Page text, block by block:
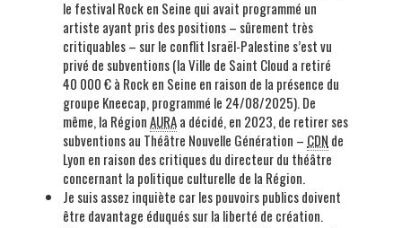
le festival Rock en Seine qui avait programmé un
artiste ayant pris des positions – sûrement très
critiquables – sur le conflit Israël-Palestine s’est vu
privé de subventions (la Ville de Saint Cloud a retiré
40 000 € à Rock en Seine en raison de la présence du
groupe Kneecap, programmé le 24/08/2025). De
même, la RégionAURAa décidé, en 2023, de retirer ses
subventions au Théâtre Nouvelle Génération – CDN de
Lyon en raison des critiques du directeur du théâtre
concernant la politique culturelle de la Région.
Je suis assez inquiète car les pouvoirs publics doivent
être davantage éduqués sur la liberté de création.